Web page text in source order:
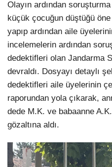
Olayın ardından
küçük çocuğun düştüğü
yapıp ardından aile
incelemelerin ardından
dedektifleri olan Jandarma
devraldı. Dosyayı detaylı
dedektifleri aile üyelerinin
raporundan yola çıkarak,
dede M.K. ve babaanne
gözaltına aldı.